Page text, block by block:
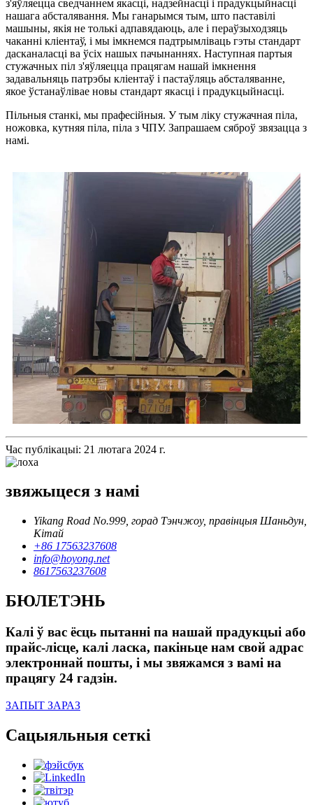
з'яўляецца сведчаннем якасці, надзейнасці і прадукцыйнасці
нашага абсталявання. Мы ганарымся тым, што паставілі
машыны, якія не толькі адпавядаюць, але і пераўзыходзяць
чаканні кліентаў, і мы імкнемся падтрымліваць гэты стандарт
дасканаласці ва ўсіх нашых пачынаннях. Наступная партыя
стужачных піл з'яўляецца працягам нашай імкнення
задавальняць патрэбы кліентаў і пастаўляць абсталяванне,
якое ўстанаўлівае новы стандарт якасці і прадукцыйнасці.
Пільныя станкі, мы прафесійныя. У тым ліку стужачная піла,
ножовка, кутняя піла, піла з ЧПУ. Запрашаем сяброў звязацца з
намі.
Час публікацыі: 21 лютага 2024 г.
звяжыцеся з намі
Yikang Road No.999, горад Тэнчжоу, правінцыя Шаньдун,
Кітай
+86 17563237608
info@hoyong.net
8617563237608
БЮЛЕТЭНЬ
Калі ў вас ёсць пытанні па нашай прадукцыі або
прайс-лісце, калі ласка, пакіньце нам свой адрас
электроннай пошты, і мы звяжамся з вамі на
працягу 24 гадзін.
ЗАПЫТ ЗАРАЗ
Сацыяльныя сеткі